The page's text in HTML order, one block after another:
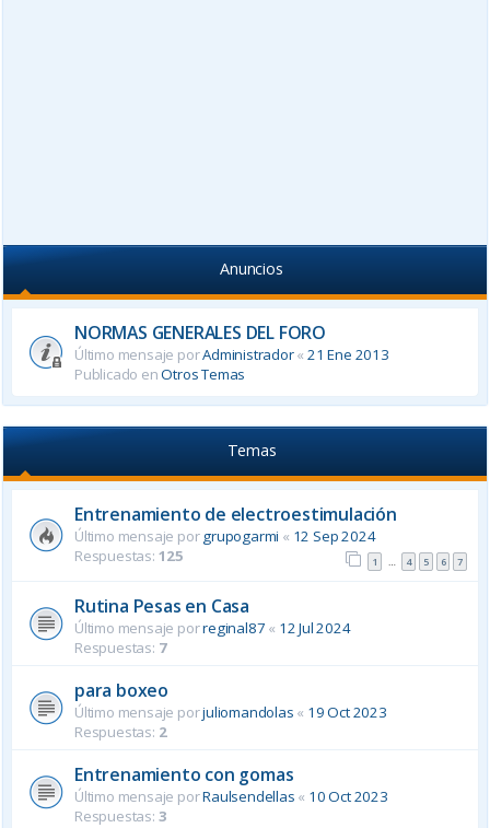
Anuncios
NORMAS GENERALES DEL FORO
Último mensaje porAdministrador«21 Ene 2013
Publicado enOtros Temas
Temas
Entrenamiento de electroestimulación
Último mensaje porgrupogarmi « 12 Sep 2024
Respuestas: 125 1 … 4 5 6 7
Rutina Pesas en Casa
Último mensaje porreginal87 « 12 Jul 2024
Respuestas: 7
para boxeo
Último mensaje porjuliomandolas « 19 Oct 2023
Respuestas: 2
Entrenamiento con gomas
Último mensaje porRaulsendellas « 10 Oct 2023
Respuestas: 3